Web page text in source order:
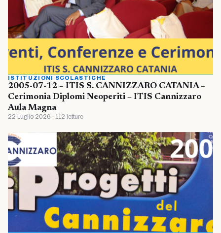
ISTITUZIONI SCOLASTICHE
2005-07-12 – ITIS S. CANNIZZARO CATANIA –
Cerimonia Diplomi Neoperiti – ITIS Cannizzaro
Aula Magna
22 Luglio 2026 · 112 letture